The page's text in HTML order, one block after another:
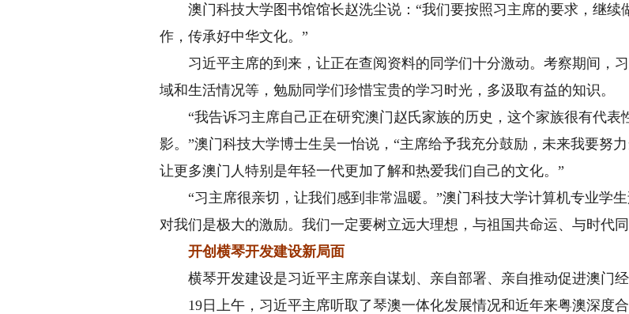
澳门科技大学图书馆馆长赵洗尘说：“我们要按照习主席的要求，继续
作，传承好中华文化。”
习近平主席的到来，让正在查阅资料的同学们十分激动。考察期间，
域和生活情况等，勉励同学们珍惜宝贵的学习时光，多汲取有益的知识。
“我告诉习主席自己正在研究澳门赵氏家族的历史，这个家族很有代表
影。”澳门科技大学博士生吴一怡说，“主席给予我充分鼓励，未来我要努
让更多澳门人特别是年轻一代更加了解和热爱我们自己的文化。”
“习主席很亲切，让我们感到非常温暖。”澳门科技大学计算机专业学
对我们是极大的激励。我们一定要树立远大理想，与祖国共命运、与时代
开创横琴开发建设新局面
横琴开发建设是习近平主席亲自谋划、亲自部署、亲自推动促进澳门经
19日上午，习近平主席听取了琴澳一体化发展情况和近年来粤澳深度